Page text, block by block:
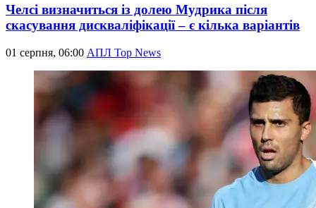
Челсі визначиться із долею Мудрика після
скасування дискваліфікації – є кілька варіантів
01 серпня, 06:00 АПЛ Top News